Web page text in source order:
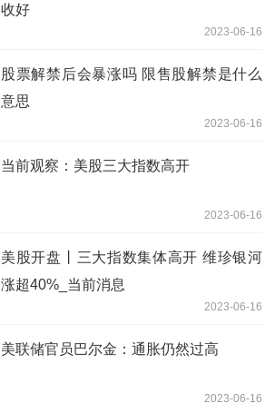
收好
2023-06-16
股票解禁后会暴涨吗 限售股解禁是什么
意思
2023-06-16
当前观察：美股三大指数高开
2023-06-16
美股开盘丨三大指数集体高开 维珍银河
涨超40%_当前消息
2023-06-16
美联储官员巴尔金：通胀仍然过高
2023-06-16